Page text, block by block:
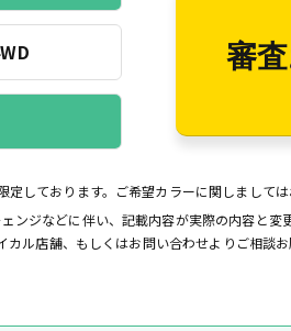
審
しております。ご希望カラーに関しまして
ジなどに伴い、記載内容が実際の内容と変
ル店舗、もしくはお問い合わせよりご相談お